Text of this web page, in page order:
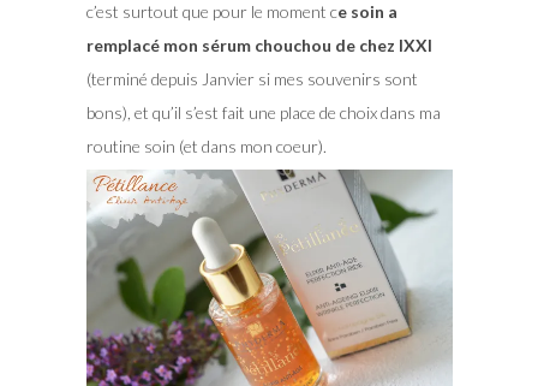
c’est surtout que pour le moment ce soin a
remplacé mon sérum chouchou de chez IXXI
(terminé depuis Janvier si mes souvenirs sont
bons), et qu’il s’est fait une place de choix dans ma
routine soin (et dans mon coeur).